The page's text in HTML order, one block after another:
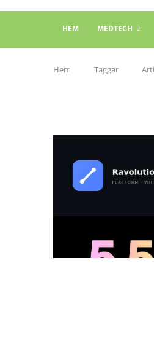
HEM MEDTECH
Hem Taggar